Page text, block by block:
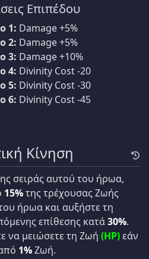
Επιπέδου
1: Damage +5%
2: Damage +5%
3: Damage +10%
4: Divinity Cost -20
5: Divinity Cost -30
6: Divinity Cost -45
Κίνηση
σειράς αυτού του ήρωα,
15%της τρέχουσας Ζωής
ήρωα και αυξήστε τη
επίθεσης κατά30%.
να μειώσετε τη Ζωή (HP)εάν
1%Ζωή.